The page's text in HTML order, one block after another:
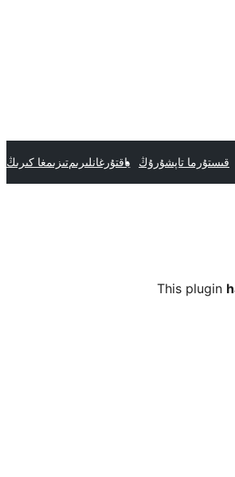
قىستۇرما تاپشۇرۇڭ ياقتۇرغانلىرىمتىزىمغا كىرىڭ
This plugin